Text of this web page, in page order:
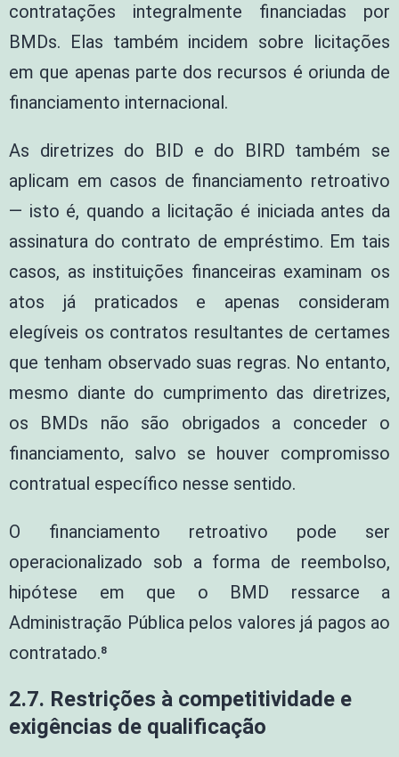
contratações integralmente financiadas por
BMDs. Elas também incidem sobre licitações
em que apenas parte dos recursos é oriunda de
financiamento internacional.
As diretrizes do BID e do BIRD também se
aplicam em casos de financiamento retroativo
— isto é, quando a licitação é iniciada antes da
assinatura do contrato de empréstimo. Em tais
casos, as instituições financeiras examinam os
atos já praticados e apenas consideram
elegíveis os contratos resultantes de certames
que tenham observado suas regras. No entanto,
mesmo diante do cumprimento das diretrizes,
os BMDs não são obrigados a conceder o
financiamento, salvo se houver compromisso
contratual específico nesse sentido.
O financiamento retroativo pode ser
operacionalizado sob a forma de reembolso,
hipótese em que o BMD ressarce a
Administração Pública pelos valores já pagos ao
contratado.⁸
2.7. Restrições à competitividade e
exigências de qualificação